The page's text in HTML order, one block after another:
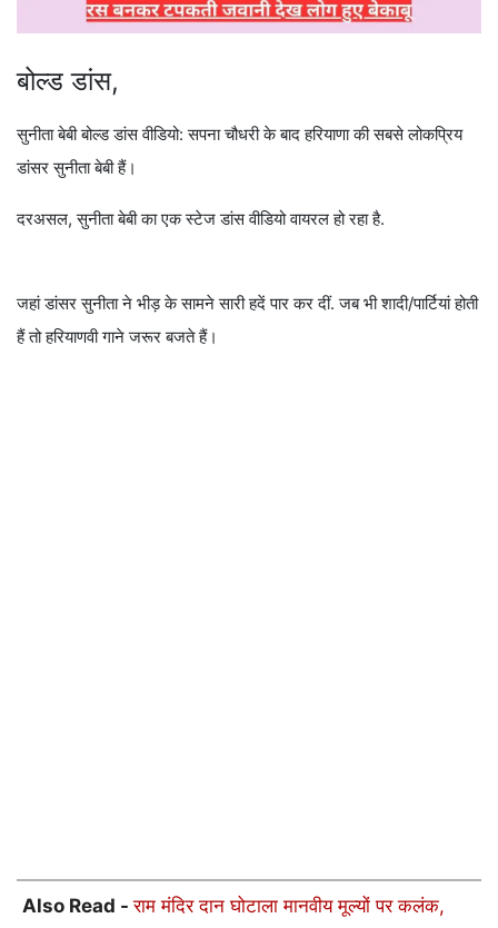
बोल्ड डांस,
सुनीता बेबी बोल्ड डांस वीडियो: सपना चौधरी के बाद हरियाणा की सबसे लोकप्रिय
डांसर सुनीता बेबी हैं।
दरअसल, सुनीता बेबी का एक स्टेज डांस वीडियो वायरल हो रहा है.
जहां डांसर सुनीता ने भीड़ के सामने सारी हदें पार कर दीं. जब भी शादी/पार्टियां होती
हैं तो हरियाणवी गाने जरूर बजते हैं।
Also Read -राम मंदिर दान घोटाला मानवीय मूल्यों पर कलंक,